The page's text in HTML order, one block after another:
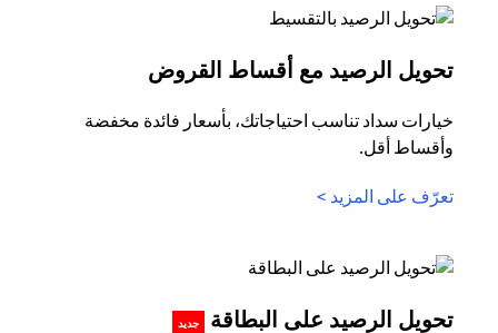
تحويل الرصيد مع أقساط القروض
خيارات سداد تناسب احتياجاتك، بأسعار فائدة مخفضة
وأقساط أقل.
تعرّف على المزيد >
تحويل الرصيد على البطاقة جديد in a new tab